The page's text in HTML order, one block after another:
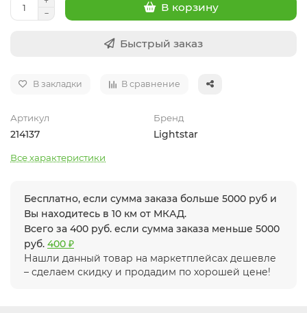
В корзину
Быстрый заказ
В закладки В сравнение
Артикул
214137
Бренд
Lightstar
Все характеристики
Бесплатно, если сумма заказа больше 5000 руб и
Вы находитесь в 10 км от МКАД.
Всего за 400 руб. если сумма заказа меньше 5000
руб. 400 ₽
Нашли данный товар на маркетплейсах дешевле
– сделаем скидку и продадим по хорошей цене!